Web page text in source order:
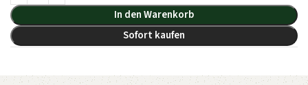
In den Warenkorb
Sofort kaufen